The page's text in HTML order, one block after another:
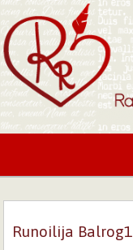
Runoilija Balrog1